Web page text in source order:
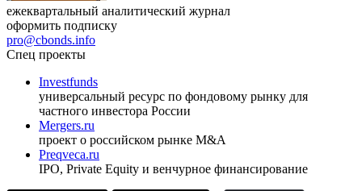
ежеквартальный аналитический журнал
оформить подписку
pro@cbonds.info
Спец проекты
Investfunds
универсальный ресурс по фондовому рынку для
частного инвестора России
Mergers.ru
проект о российском рынке M&A
Preqveca.ru
IPO, Private Equity и венчурное финансирование